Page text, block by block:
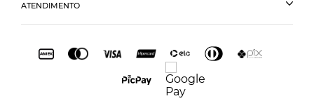
ATENDIMENTO